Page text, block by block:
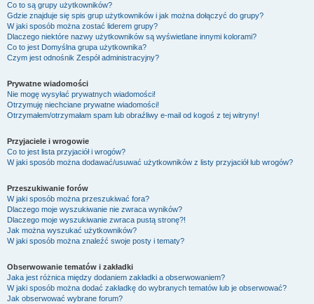
Co to są grupy użytkowników?
Gdzie znajduje się spis grup użytkowników i jak można dołączyć do grupy?
W jaki sposób można zostać liderem grupy?
Dlaczego niektóre nazwy użytkowników są wyświetlane innymi kolorami?
Co to jest Domyślna grupa użytkownika?
Czym jest odnośnik Zespół administracyjny?
Prywatne wiadomości
Nie mogę wysyłać prywatnych wiadomości!
Otrzymuję niechciane prywatne wiadomości!
Otrzymałem/otrzymałam spam lub obraźliwy e-mail od kogoś z tej witryny!
Przyjaciele i wrogowie
Co to jest lista przyjaciół i wrogów?
W jaki sposób można dodawać/usuwać użytkowników z listy przyjaciół lub wrogów?
Przeszukiwanie forów
W jaki sposób można przeszukiwać fora?
Dlaczego moje wyszukiwanie nie zwraca wyników?
Dlaczego moje wyszukiwanie zwraca pustą stronę?!
Jak można wyszukać użytkowników?
W jaki sposób można znaleźć swoje posty i tematy?
Obserwowanie tematów i zakładki
Jaka jest różnica między dodaniem zakładki a obserwowaniem?
W jaki sposób można dodać zakładkę do wybranych tematów lub je obserwować?
Jak obserwować wybrane forum?